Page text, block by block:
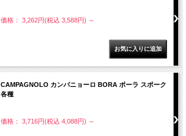
価格： 3,262円(税込 3,588円) ～
CAMPAGNOLO カンパニョーロ BORA ボーラ スポーク
各種
価格： 3,716円(税込 4,088円) ～